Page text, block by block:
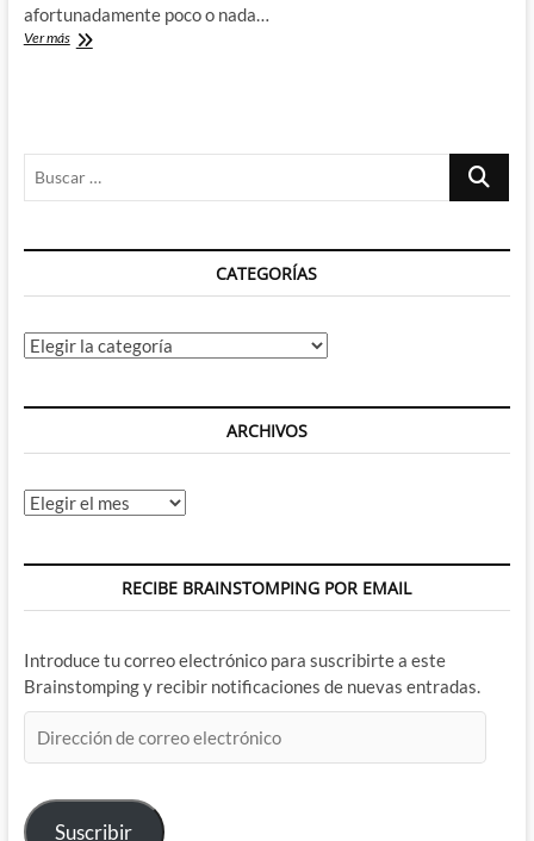
afortunadamente poco o nada…
Ver másHeroes
McGuinness
esto
lo
visto…
Buscar
CATEGORÍAS
Categorías
ARCHIVOS
Archivos
RECIBE BRAINSTOMPING POR EMAIL
Introduce tu correo electrónico para suscribirte a este
Brainstomping y recibir notificaciones de nuevas entradas.
de
electrónico
Suscribir